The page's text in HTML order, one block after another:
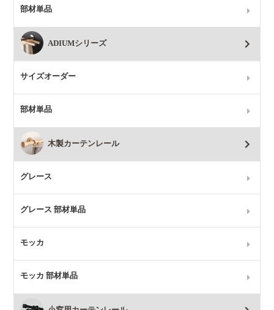
部材単品
ADIUMシリーズ
サイズオーダー
部材単品
木製カーテンレール
グレース
グレース 部材単品
モッカ
モッカ 部材単品